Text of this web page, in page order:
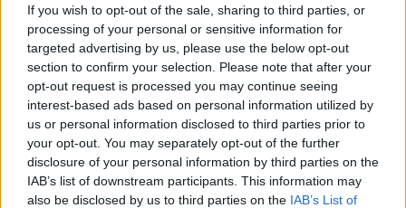
If you wish to opt-out of the sale, sharing to third parties, or
processing of your personal or sensitive information for
targeted advertising by us, please use the below opt-out
section to confirm your selection. Please note that after your
opt-out request is processed you may continue seeing
interest-based ads based on personal information utilized by
us or personal information disclosed to third parties prior to
your opt-out. You may separately opt-out of the further
disclosure of your personal information by third parties on the
IAB’s list of downstream participants. This information may
also be disclosed by us to third parties on the IAB’s List of
kal bővült a brit GDP az előző negyedéhez képest. A
várakozások 0,6%-ról szóltak, az előző negyedévben 0,7%-
os volt a növekedési ütem. Így az adat elmarad a
várakozásoktól, illetve a megelőző időszak (meglepetést
okozóan erős) dinamikájától is. Ugyanakkor a gazdaság
éves alapon még így is 2,3%-kal növekedett...
KEDVES OLVASÓNK!